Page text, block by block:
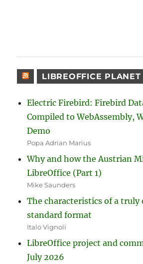
LIBREOFFICE PLANET
Electric Firebird: Firebird
Compiled to WebAssembly,
Demo
Popa Adrian Marius
Why and how the Austrian
LibreOffice (Part 1)
Mike Saunders
The characteristics of a truly
standard format
Italo Vignoli
LibreOffice project and
July 2026